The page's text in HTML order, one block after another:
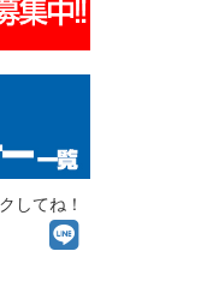
してね！